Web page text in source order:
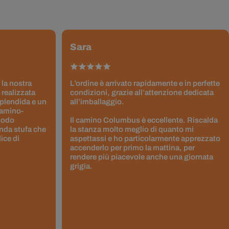
nostra
realizzata
e un
stufa che
di
Sara
L’ordine è arrivato rapidamente e in perfette
condizioni, grazie all’attenzione dedicata
all’imballaggio.
Il camino Columbus è eccellente. Riscalda
la stanza molto meglio di quanto mi
aspettassi e ho particolarmente apprezzato
accenderlo per primo la mattina, per
rendere più piacevole anche una giornata
grigia.